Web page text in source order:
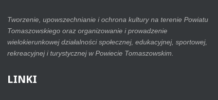
Tworzenie, upowszechnianie i ochrona kultury na terenie Powiatu
Tomaszowskiego oraz organizowanie i prowadzenie
wielokierunkowej działalności społecznej, edukacyjnej, sportowej,
rekreacyjnej i turystycznej w Powiecie Tomaszowskim.
LINKI